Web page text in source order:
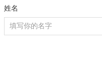
姓名